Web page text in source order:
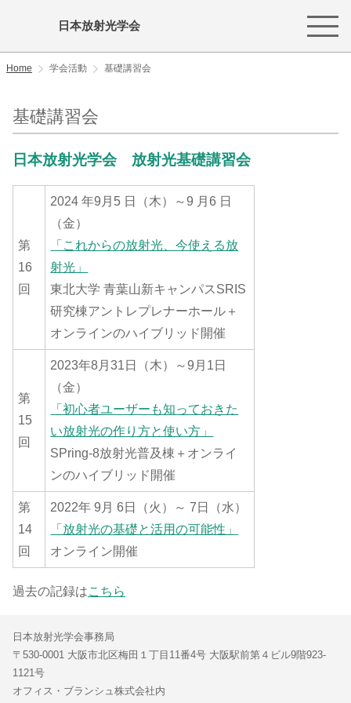
日本放射光学会
Home 学会活動 基礎講習会
基礎講習会
日本放射光学会 放射光基礎講習会
第
16
回
2024 年9月5 日（木）～9 月6 日
（金）
「これからの放射光、今使える放
射光」
東北大学 青葉山新キャンパスSRIS
研究棟アントレプレナーホール＋
オンラインのハイブリッド開催
第
15
回
2023年8月31日（木）～9月1日
（金）
「初心者ユーザーも知っておきた
い放射光の作り方と使い方」
SPring-8放射光普及棟＋オンライ
ンのハイブリッド開催
第
14
回
2022年 9月 6日（火）～ 7日（水）
「放射光の基礎と活用の可能性」
オンライン開催
過去の記録はこちら
日本放射光学会事務局
〒530-0001 大阪市北区梅田１丁目11番4号 大阪駅前第４ビル9階923-
1121号
オフィス・ブランシュ株式会社内